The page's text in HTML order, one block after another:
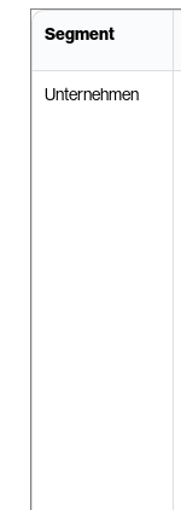
Segment
Unternehmen